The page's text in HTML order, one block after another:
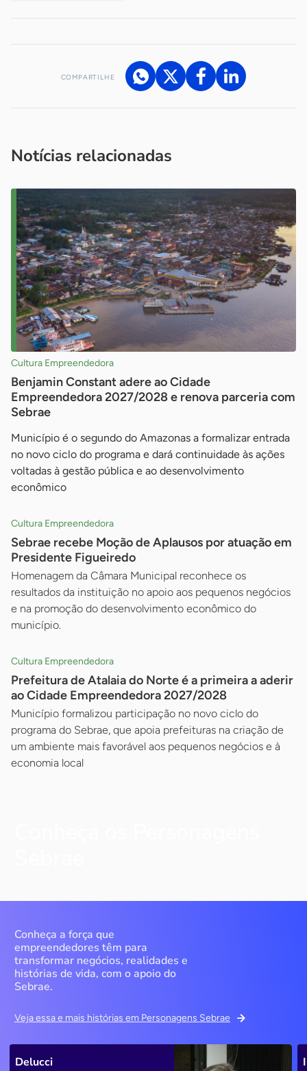
COMPARTILHE
Notícias relacionadas
Cultura Empreendedora
Benjamin Constant adere ao Cidade
Empreendedora 2027/2028 e renova parceria com
Sebrae
Município é o segundo do Amazonas a formalizar entrada
no novo ciclo do programa e dará continuidade às ações
voltadas à gestão pública e ao desenvolvimento
econômico
Cultura Empreendedora
Sebrae recebe Moção de Aplausos por atuação em
Presidente Figueiredo
Homenagem da Câmara Municipal reconhece os
resultados da instituição no apoio aos pequenos negócios
e na promoção do desenvolvimento econômico do
município.
Cultura Empreendedora
Prefeitura de Atalaia do Norte é a primeira a aderir
ao Cidade Empreendedora 2027/2028
Município formalizou participação no novo ciclo do
programa do Sebrae, que apoia prefeituras na criação de
um ambiente mais favorável aos pequenos negócios e à
economia local
Conheça a força que
empreendedores têm para
transformar negócios, realidades e
histórias de vida, com o apoio do
Sebrae.
Veja essa e mais histórias em Personagens Sebrae
Delucci